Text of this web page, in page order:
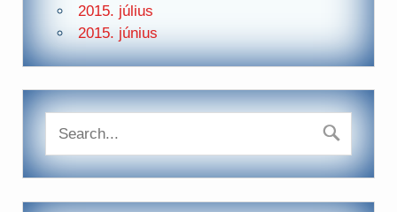
2015. július
2015. június